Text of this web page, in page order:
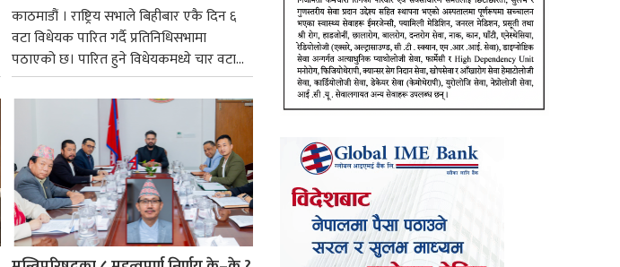
काठमाडौं । राष्ट्रिय सभाले बिहीबार एकै दिन ६
वटा विधेयक पारित गर्दै प्रतिनिधिसभामा
पठाएको छ। पारित हुने विधेयकमध्ये चार वटा...